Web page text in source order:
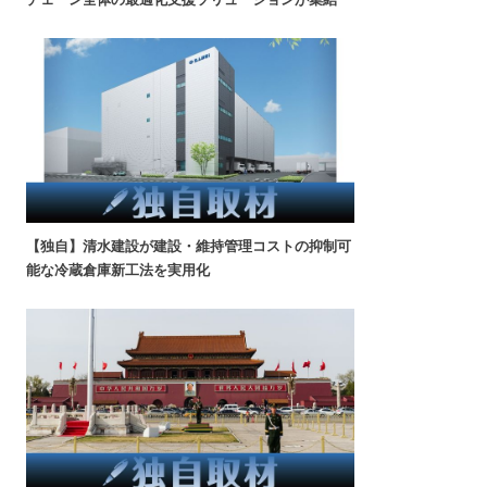
【独自】清水建設が建設・維持管理コストの抑制可
能な冷蔵倉庫新工法を実用化